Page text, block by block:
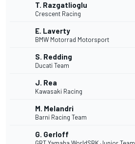
T. Razgatlioglu
Crescent Racing
E. Laverty
BMW Motorrad Motorsport
S. Redding
Ducati Team
J. Rea
Kawasaki Racing
M. Melandri
Barni Racing Team
G. Gerloff